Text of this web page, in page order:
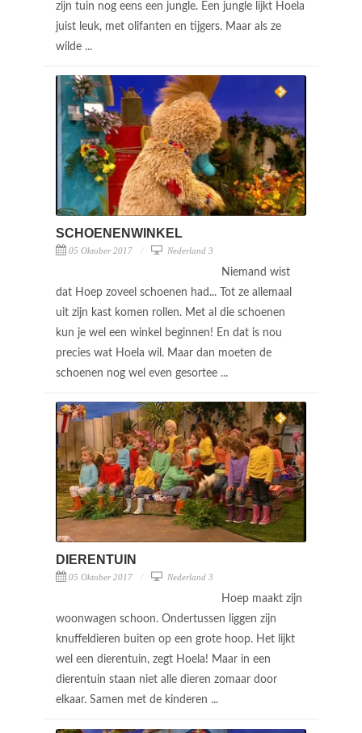
zijn tuin nog eens een jungle. Een jungle lijkt Hoela
juist leuk, met olifanten en tijgers. Maar als ze
wilde ...
SCHOENENWINKEL
05 Oktober 2017 Nederland 3
Niemand wist
dat Hoep zoveel schoenen had... Tot ze allemaal
uit zijn kast komen rollen. Met al die schoenen
kun je wel een winkel beginnen! En dat is nou
precies wat Hoela wil. Maar dan moeten de
schoenen nog wel even gesortee ...
DIERENTUIN
05 Oktober 2017 Nederland 3
Hoep maakt zijn
woonwagen schoon. Ondertussen liggen zijn
knuffeldieren buiten op een grote hoop. Het lijkt
wel een dierentuin, zegt Hoela! Maar in een
dierentuin staan niet alle dieren zomaar door
elkaar. Samen met de kinderen ...